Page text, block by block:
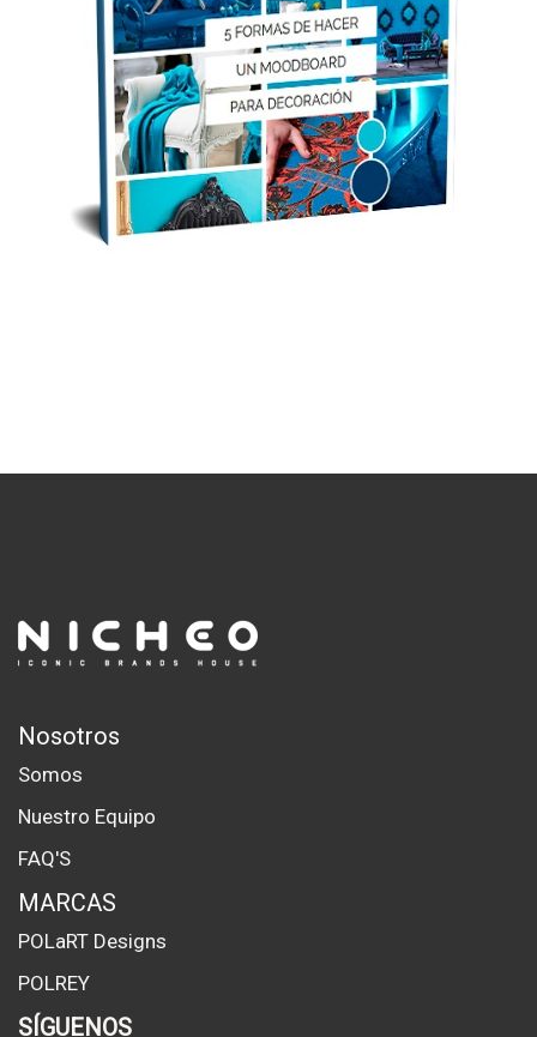
Nosotros
Somos
Nuestro Equipo
FAQ'S
MARCAS
POLaRT Designs
POLREY
SÍGUENOS